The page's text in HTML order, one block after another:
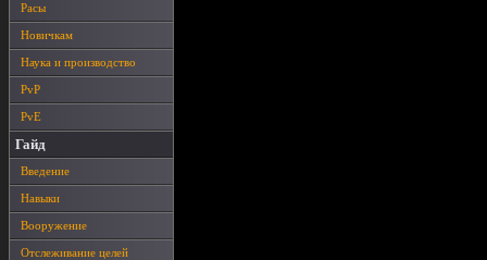
Расы
Новичкам
Наука и производство
PvP
PvE
Гайд
Введение
Навыки
Вооружение
Отслеживание целей